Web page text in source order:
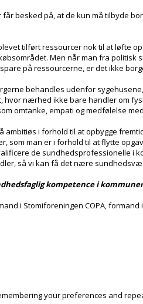
besked på, at de kun må tilbyde
tilført ressourcer nok til at løfte
Men når man fra politisk
på ressourcerne, er det ikke
behandles udenfor
hvor nærhed ikke bare handler om
omtanke, empati og medfølelse
i forhold til at opbygge
som man er i forhold til at flytte
de sundhedsprofessionelle i
så vi kan få det nære
kompetence i
i Stomiforeningen COPA,
your preferences and